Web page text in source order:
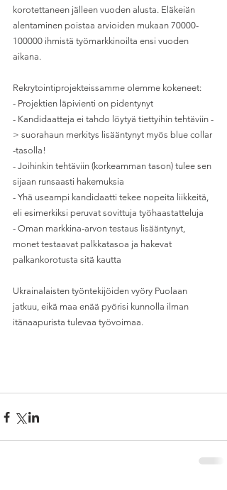
korotettaneen jälleen vuoden alusta. Eläkeiän
alentaminen poistaa arvioiden mukaan 70000-
100000 ihmistä työmarkkinoilta ensi vuoden
aikana.
Rekrytointiprojekteissamme olemme kokeneet:
- Projektien läpivienti on pidentynyt
- Kandidaatteja ei tahdo löytyä tiettyihin tehtäviin -
> suorahaun merkitys lisääntynyt myös blue collar
-tasolla!
- Joihinkin tehtäviin (korkeamman tason) tulee sen
sijaan runsaasti hakemuksia
- Yhä useampi kandidaatti tekee nopeita liikkeitä,
eli esimerkiksi peruvat sovittuja työhaastatteluja
- Oman markkina-arvon testaus lisääntynyt,
monet testaavat palkkatasoa ja hakevat
palkankorotusta sitä kautta
Ukrainalaisten työntekijöiden vyöry Puolaan
jatkuu, eikä maa enää pyörisi kunnolla ilman
itänaapurista tulevaa työvoimaa.